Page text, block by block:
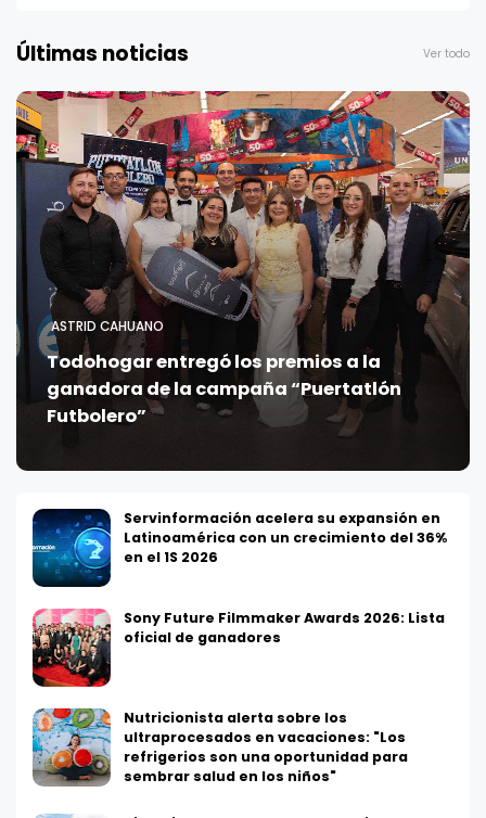
Últimas noticias Ver todo
ASTRID CAHUANO
Todohogar entregó los premios a la
ganadora de la campaña “Puertatlón
Futbolero”
Servinformación acelera su expansión en
Latinoamérica con un crecimiento del 36%
en el 1S 2026
Sony Future Filmmaker Awards 2026: Lista
oficial de ganadores
Nutricionista alerta sobre los
ultraprocesados en vacaciones: "Los
refrigerios son una oportunidad para
sembrar salud en los niños"